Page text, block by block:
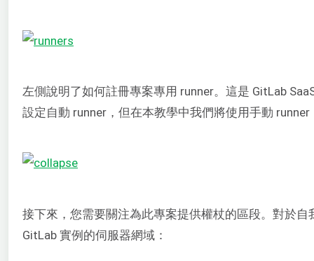
左側說明了如何註冊專案專用 runner。這是 GitLab
設定自動 runner，但在本教學中我們將使用手動 runner
接下來，您需要關注為此專案提供權杖的區段。對於自
GitLab 實例的伺服器網域：